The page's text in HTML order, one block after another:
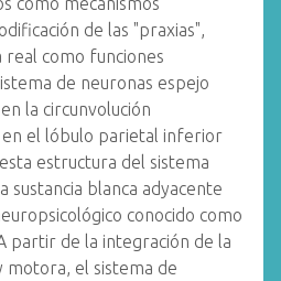
de las "praxias",
real como funciones
de neuronas espejo
la circunvolución
en el lóbulo parietal inferior
estructura del sistema
sustancia blanca adyacente
conocido como
partir de la integración de la
motora, el sistema de